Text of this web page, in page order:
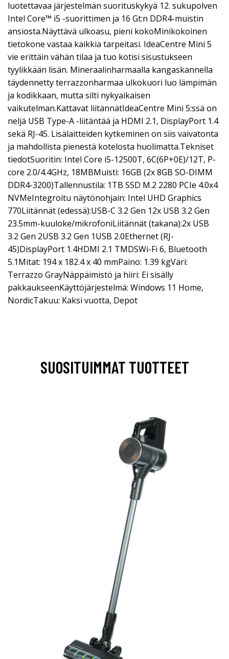
luotettavaa järjestelmän suorituskykyä 12. sukupolven
Intel Core™ i5 -suorittimen ja 16 Gt:n DDR4-muistin
ansiosta.Näyttävä ulkoasu, pieni kokoMinikokoinen
tietokone vastaa kaikkia tarpeitasi. IdeaCentre Mini 5
vie erittäin vähän tilaa ja tuo kotisi sisustukseen
tyylikkään lisän. Mineraalinharmaalla kangaskannella
täydennetty terrazzonharmaa ulkokuori luo lämpimän
ja kodikkaan, mutta silti nykyaikaisen
vaikutelman.Kattavat liitännätIdeaCentre Mini 5:ssä on
neljä USB Type-A -liitäntää ja HDMI 2.1, DisplayPort 1.4
sekä RJ-45. Lisälaitteiden kytkeminen on siis vaivatonta
ja mahdollista pienestä kotelosta huolimatta.Tekniset
tiedotSuoritin: Intel Core i5-12500T, 6C(6P+0E)/12T, P-
core 2.0/4.4GHz, 18MBMuisti: 16GB (2x 8GB SO-DIMM
DDR4-3200)Tallennustila: 1TB SSD M.2 2280 PCIe 4.0x4
NVMeIntegroitu näytönohjain: Intel UHD Graphics
770Liitännät (edessä):USB-C 3.2 Gen 12x USB 3.2 Gen
23.5mm-kuuloke/mikrofoniLiitännät (takana):2x USB
3.2 Gen 2USB 3.2 Gen 1USB 2.0Ethernet (RJ-
45)DisplayPort 1.4HDMI 2.1 TMDSWi-Fi 6, Bluetooth
5.1Mitat: 194 x 182.4 x 40 mmPaino: 1.39 kgVäri:
Terrazzo GrayNäppäimistö ja hiiri: Ei sisälly
pakkaukseenKäyttöjärjestelmä: Windows 11 Home,
NordicTakuu: Kaksi vuotta, Depot
SUOSITUIMMAT TUOTTEET